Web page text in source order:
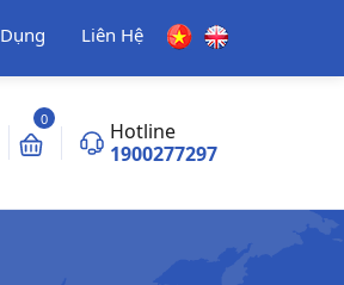
Liên Hệ
0
Hotline
1900277297